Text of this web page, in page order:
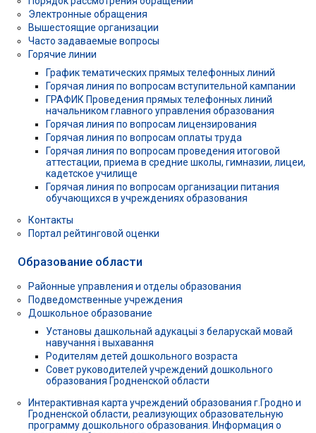
Электронные обращения
Вышестоящие организации
Часто задаваемые вопросы
Горячие линии
График тематических прямых телефонных линий
Горячая линия по вопросам вступительной кампании
ГРАФИК Проведения прямых телефонных линий
начальником главного управления образования
Горячая линия по вопросам лицензирования
Горячая линия по вопросам оплаты труда
Горячая линия по вопросам проведения итоговой
аттестации, приема в средние школы, гимназии, лицеи,
кадетское училище
Горячая линия по вопросам организации питания
обучающихся в учреждениях образования
Контакты
Портал рейтинговой оценки
Образование области
Районные управления и отделы образования
Подведомственные учреждения
Дошкольное образование
Установы дашкольнай адукацыі з беларускай мовай
навучання і выхавання
Родителям детей дошкольного возраста
Совет руководителей учреждений дошкольного
образования Гродненской области
Интерактивная карта учреждений образования г.Гродно и
Гродненской области, реализующих образовательную
программу дошкольного образования. Информация о